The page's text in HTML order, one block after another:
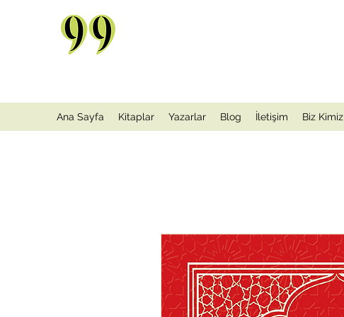
Ana Sayfa Kitaplar Yazarlar Blog İletişim Biz Kimiz